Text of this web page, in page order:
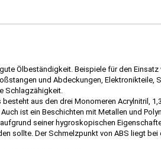
Ölbeständigkeit. Beispiele für den Einsatz
und Abdeckungen, Elektronikteile,
Schlagzähigkeit.
aus den drei Monomeren Acrylnitril,
ist ein Beschichten mit Metallen und
seiner hygroskopischen
sollte. Der Schmelzpunkt von ABS liegt bei